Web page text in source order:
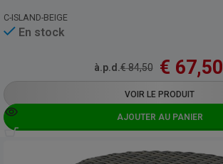
C-ISLAND-BEIGE
En stock
à.p.d.€84,50 € 67,50
VOIR LE PRODUIT
AJOUTER AU PANIER